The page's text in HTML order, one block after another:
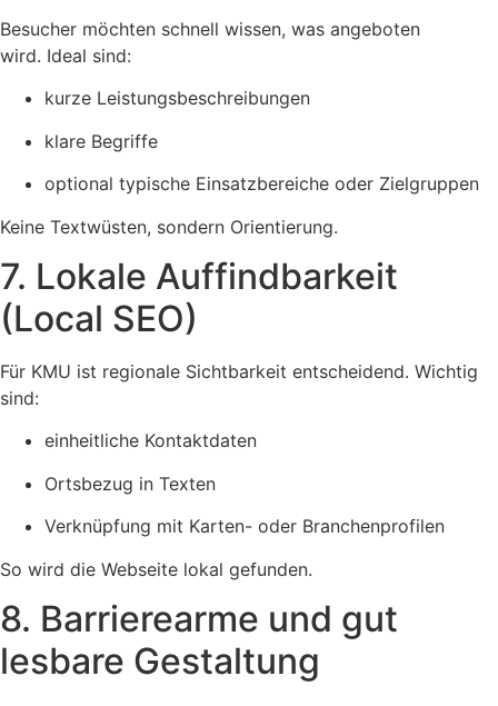
Besucher möchten schnell wissen, was angeboten
wird. Ideal sind:
kurze Leistungsbeschreibungen
klare Begriffe
optional typische Einsatzbereiche oder Zielgruppen
Keine Textwüsten, sondern Orientierung.
7. Lokale Auffindbarkeit
(Local SEO)
Für KMU ist regionale Sichtbarkeit entscheidend. Wichtig
sind:
einheitliche Kontaktdaten
Ortsbezug in Texten
Verknüpfung mit Karten- oder Branchenprofilen
So wird die Webseite lokal gefunden.
8. Barrierearme und gut
lesbare Gestaltung